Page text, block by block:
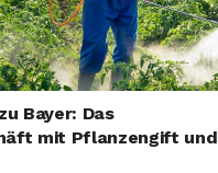
Bayer: Das
mit Pflanzengift und